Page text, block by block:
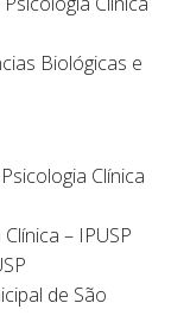
Biológicas e
Clínica
– IPUSP
de São